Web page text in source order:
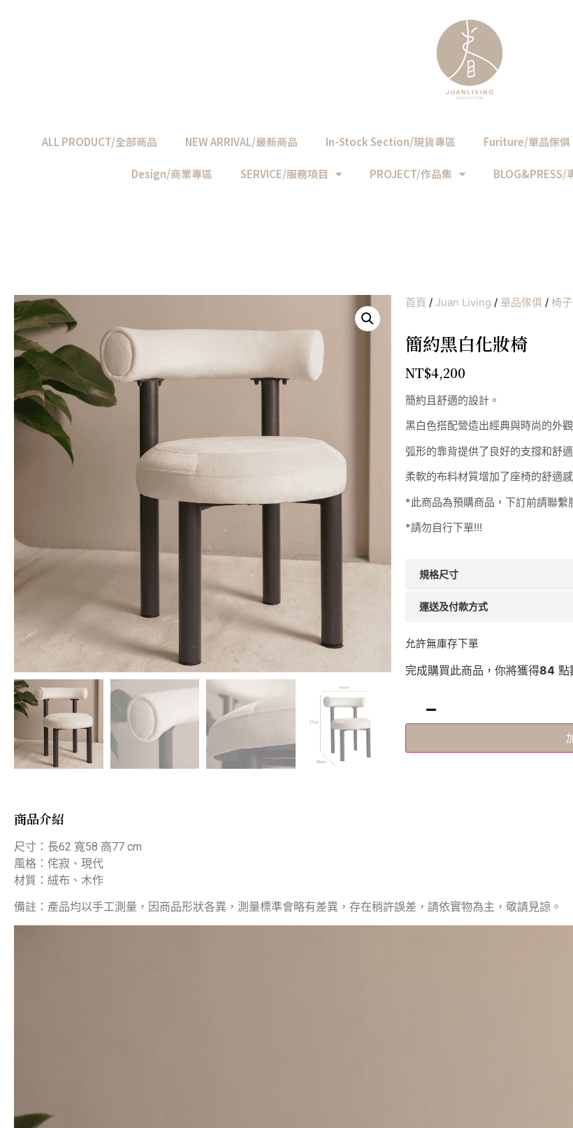
ALL PRODUCT/全部商品 NEW ARRIVAL/最新商品 In-Stock Section/現貨專區 Furiture/單品傢俱
Design/商業專區 SERVICE/服務項目 PROJECT/作品集 BLOG&PRESS/
首頁 / Juan Living / 單品傢俱 / 椅子
簡約黑白化妝椅
NT$4,200
簡約且舒適的設計。
黑白色搭配營造出經典與時尚的外觀
弧形的靠背提供了良好的支撐和舒適
柔軟的布料材質增加了座椅的舒適感
*此商品為預購商品，下訂前請聯繫
*請勿自行下單!!!
規格尺寸
運送及付款方式
允許無庫存下單
完成購買此商品，你將獲得84 點
商品介紹
尺寸：長62 寬58 高77 cm
風格：侘寂、現代
材質：絨布、木作
備註：產品均以手工測量，因商品形狀各異，測量標準會略有差異，存在稍許誤差，請依實物為主，敬請見諒。